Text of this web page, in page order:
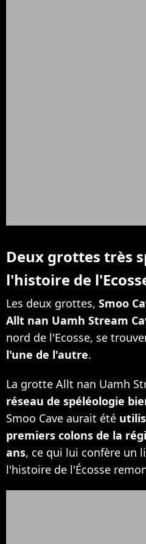
Deux grottes très
l'histoire de
Les deux grottes, Smoo
Allt nan Uamh Stream
nord de l'Ecosse, se
l'une de l'autre.
La grotte Allt nan Uamh
réseau de spéléologie
Smoo Cave aurait été
premiers colons de la
ans, ce qui lui confère un
l'histoire de l'Écosse